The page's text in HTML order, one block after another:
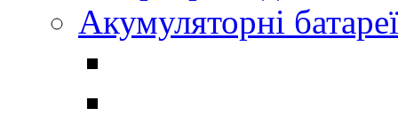
Акумуляторні батареї